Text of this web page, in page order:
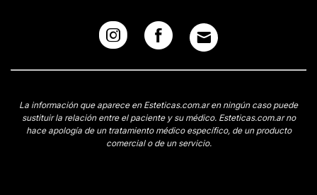
La información que aparece en Esteticas.com.ar en ningún caso puede
sustituir la relación entre el paciente y su médico. Esteticas.com.ar no
hace apología de un tratamiento médico específico, de un producto
comercial o de un servicio.